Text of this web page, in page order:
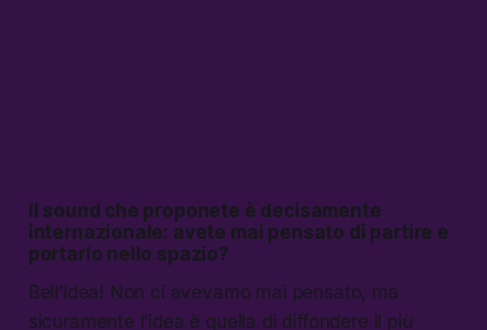
Il sound che proponete è decisamente
internazionale: avete mai pensato di partire e
portarlo nello spazio?
Bell’idea! Non ci avevamo mai pensato, ma
sicuramente l’idea è quella di diffondere il più